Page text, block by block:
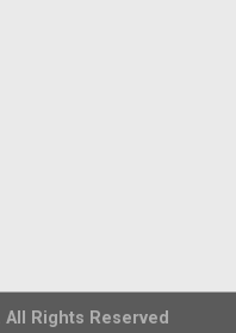
All Rights Reserved